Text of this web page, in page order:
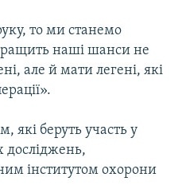
то ми станемо
наші шанси не
але й мати легені, які
які беруть участь у
досліджень,
інститутом охорони